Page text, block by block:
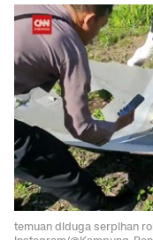
temuan diduga serpihan